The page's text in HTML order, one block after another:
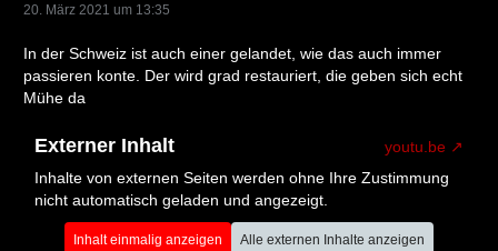
20. März 2021 um 13:35
In der Schweiz ist auch einer gelandet, wie das auch immer
passieren konte. Der wird grad restauriert, die geben sich echt
Mühe da
Externer Inhalt
youtu.be
Inhalte von externen Seiten werden ohne Ihre Zustimmung
nicht automatisch geladen und angezeigt.
Inhalt einmalig anzeigen Alle externen Inhalte anzeigen